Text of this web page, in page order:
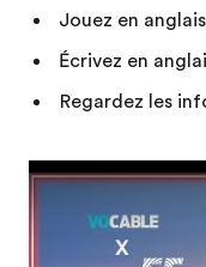
Jouez en anglais
Écrivez en
Regardez les
Play